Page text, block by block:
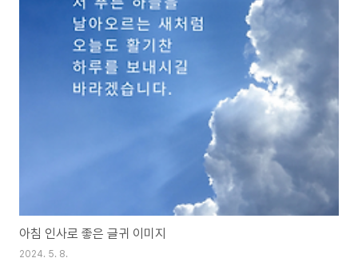
아침 인사로 좋은 글귀 이미지
2024. 5. 8.